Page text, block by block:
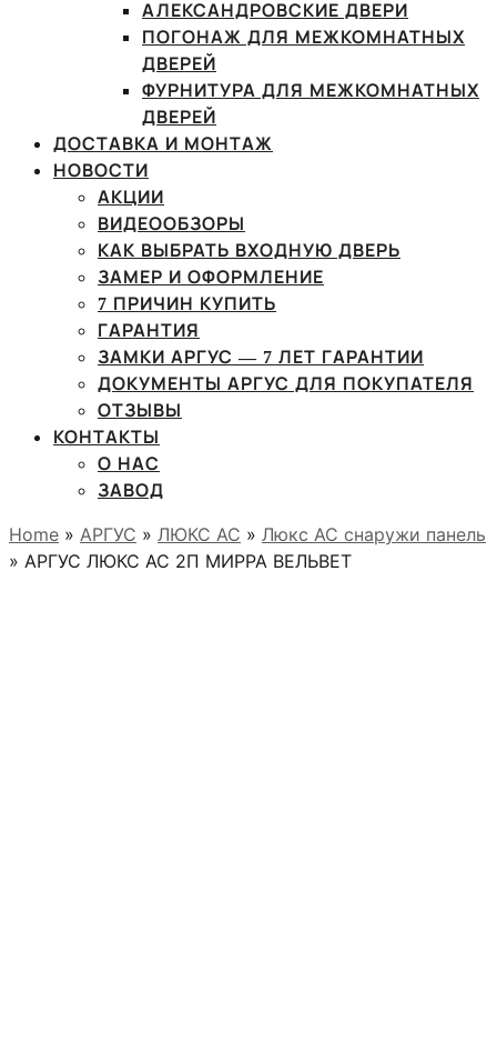
АЛЕКСАНДРОВСКИЕ ДВЕРИ
ПОГОНАЖ ДЛЯ МЕЖКОМНАТНЫХ
ДВЕРЕЙ
ФУРНИТУРА ДЛЯ МЕЖКОМНАТНЫХ
ДВЕРЕЙ
ДОСТАВКА И МОНТАЖ
НОВОСТИ
АКЦИИ
ВИДЕООБЗОРЫ
КАК ВЫБРАТЬ ВХОДНУЮ ДВЕРЬ
ЗАМЕР И ОФОРМЛЕНИЕ
7 ПРИЧИН КУПИТЬ
ГАРАНТИЯ
ЗАМКИ АРГУС — 7 ЛЕТ ГАРАНТИИ
ДОКУМЕНТЫ АРГУС ДЛЯ ПОКУПАТЕЛЯ
ОТЗЫВЫ
КОНТАКТЫ
О НАС
ЗАВОД
Home » АРГУС » ЛЮКС АС » Люкс АС снаружи панель
» АРГУС ЛЮКС АС 2П МИРРА ВЕЛЬВЕТ